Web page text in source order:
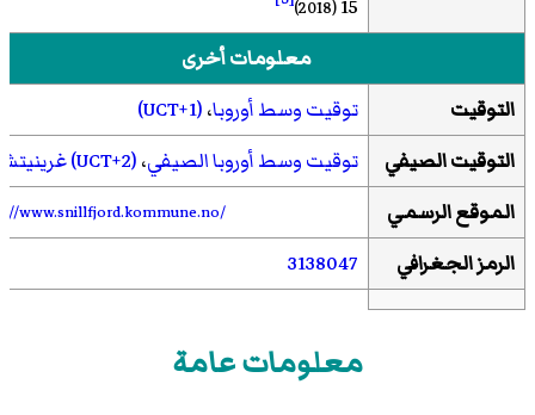
15
(2018)
معلومات أخرى
التوقيت
توقيت وسط أوروبا،(UCT+1)
التوقيت الصيفي
توقيت وسط أوروبا الصيفي،(UCT+2)
الموقع الرسمي
www.snillfjord.kommune.no/
الرمز الجغرافي 3138047
معلومات عامة